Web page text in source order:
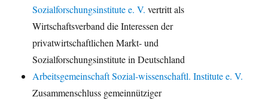
Sozialforschungsinstitute e. V. vertritt als
Wirtschaftsverband die Interessen der
privatwirtschaftlichen Markt- und
Sozialforschungsinstitute in Deutschland
Arbeitsgemeinschaft Sozial-wissenschaftl. Institute e. V.
Zusammenschluss gemeinnütziger